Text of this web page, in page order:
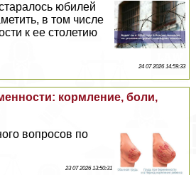
юбилей
в том числе
к ее столетию
24 07 2026 14:59:33
кормление, боли,
вопросов по
23 07 2026 13:50:31